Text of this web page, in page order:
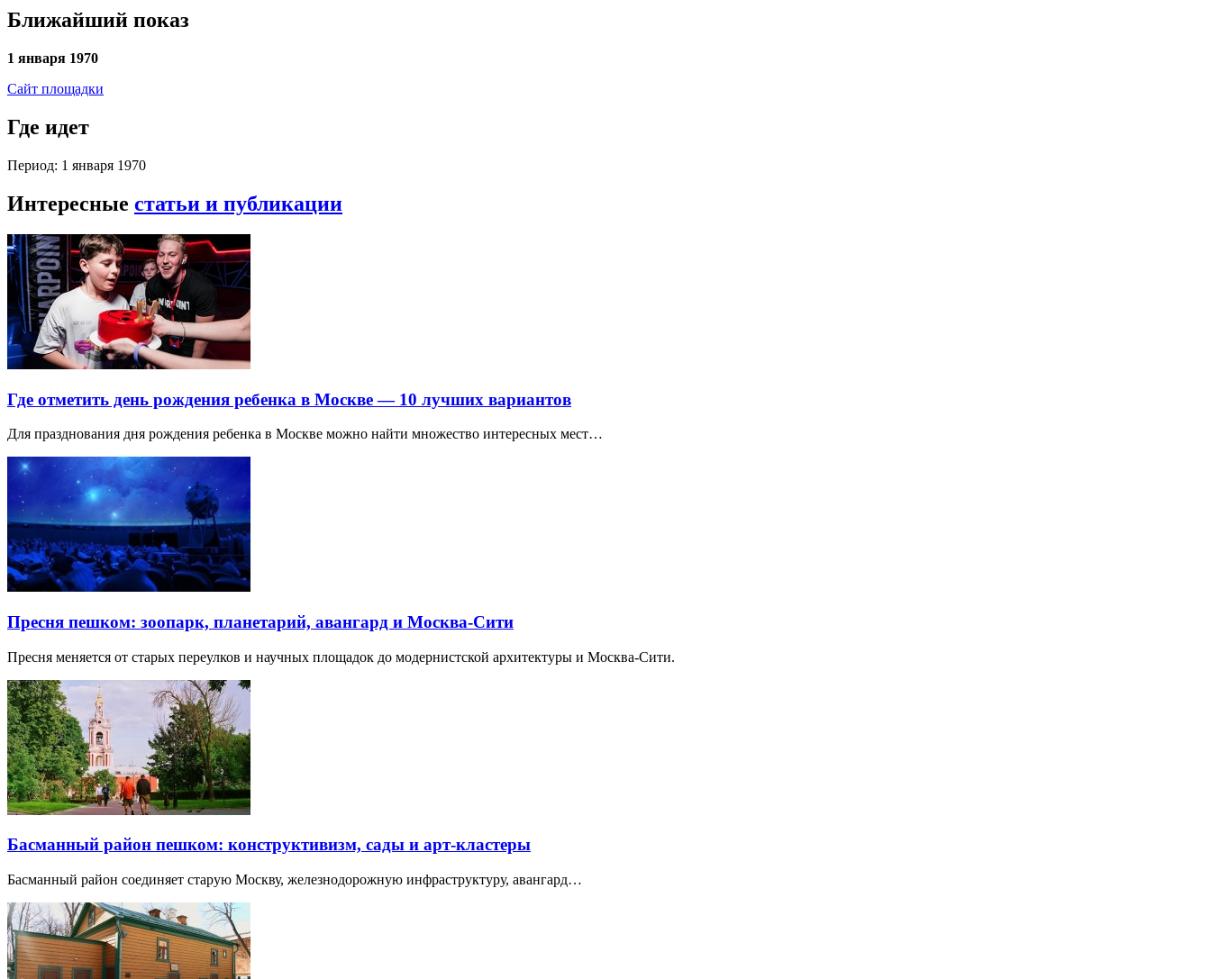
Ближайший показ
1 января 1970
Сайт площадки
Где идет
Период: 1 января 1970
Интересные статьи и публикации
Где отметить день рождения ребенка в Москве — 10 лучших вариантов
Для празднования дня рождения ребенка в Москве можно найти множество интересных мест…
Пресня пешком: зоопарк, планетарий, авангард и Москва-Сити
Пресня меняется от старых переулков и научных площадок до модернистской архитектуры и Москва-Сити.
Басманный район пешком: конструктивизм, сады и арт-кластеры
Басманный район соединяет старую Москву, железнодорожную инфраструктуру, авангард…